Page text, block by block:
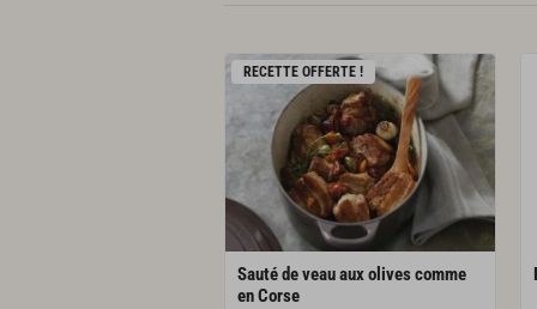
RECETTE OFFERTE !
Sauté de veau aux olives comme
en Corse